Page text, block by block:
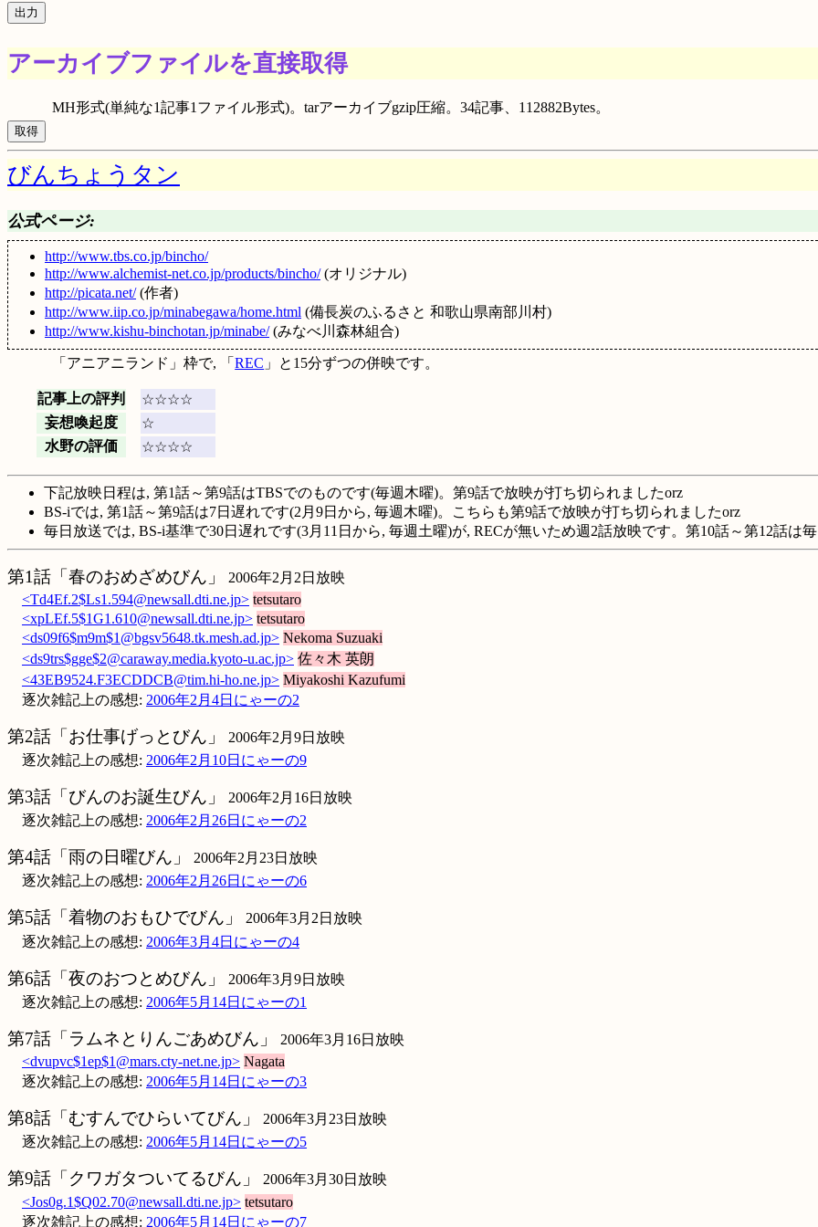
アーカイブファイルを直接取得
MH形式(単純な1記事1ファイル形式)。tarアーカイブgzip圧縮。34記事、112882Bytes。
びんちょうタン
公式ページ:
http://www.tbs.co.jp/bincho/
http://www.alchemist-net.co.jp/products/bincho/(オリジナル)
http://picata.net/(作者)
http://www.iip.co.jp/minabegawa/home.html (備長炭のふるさと 和歌山県南部川村)
http://www.kishu-binchotan.jp/minabe/(みなべ川森林組合)
「アニアニランド」枠で, 「REC 」と15分ずつの併映です。
記事上の評判
☆☆☆☆
妄想喚起度
☆
水野の評価
☆☆☆☆
下記放映日程は, 第1話～第9話はTBSでのものです(毎週木曜)。第9話で放映が打ち切られましたorz
BS-iでは, 第1話～第9話は7日遅れです(2月9日から, 毎週木曜)。こちらも第9話で放映が打ち切られましたorz
毎日放送では, BS-i基準で30日遅れです(3月11日から, 毎週土曜)が, RECが無いため週2話放映です。第10話～第12話は
第1話「春のおめざめびん」
2006年2月2日放映
<Td4Ef.2$Ls1.594@newsall.dti.ne.jp> tetsutaro
<xpLEf.5$1G1.610@newsall.dti.ne.jp> tetsutaro
<ds09f6$m9m$1@bgsv5648.tk.mesh.ad.jp> Nekoma Suzuaki
<ds9trs$gge$2@caraway.media.kyoto-u.ac.jp> 佐々木 英朗
<43EB9524.F3ECDDCB@tim.hi-ho.ne.jp> Miyakoshi Kazufumi
逐次雑記上の感想: 2006年2月4日にゃーの2
第2話「お仕事げっとびん」
2006年2月9日放映
逐次雑記上の感想: 2006年2月10日にゃーの9
第3話「びんのお誕生びん」
2006年2月16日放映
逐次雑記上の感想: 2006年2月26日にゃーの2
第4話「雨の日曜びん」
2006年2月23日放映
逐次雑記上の感想: 2006年2月26日にゃーの6
第5話「着物のおもひでびん」
2006年3月2日放映
逐次雑記上の感想: 2006年3月4日にゃーの4
第6話「夜のおつとめびん」
2006年3月9日放映
逐次雑記上の感想: 2006年5月14日にゃーの1
第7話「ラムネとりんごあめびん」
2006年3月16日放映
<dvupvc$1ep$1@mars.cty-net.ne.jp> Nagata
逐次雑記上の感想: 2006年5月14日にゃーの3
第8話「むすんでひらいてびん」
2006年3月23日放映
逐次雑記上の感想: 2006年5月14日にゃーの5
第9話「クワガタついてるびん」
2006年3月30日放映
<Jos0g.1$Q02.70@newsall.dti.ne.jp> tetsutaro
逐次雑記上の感想: 2006年5月14日にゃーの7